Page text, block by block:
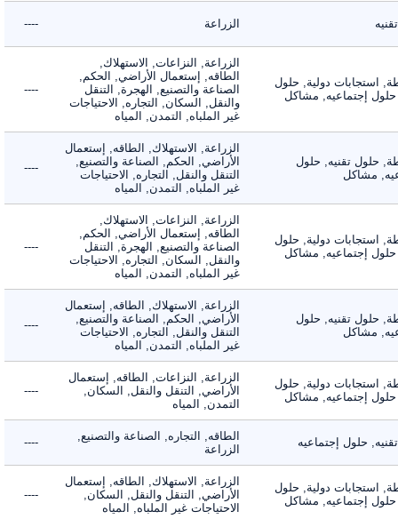
الزراعة ----
استجابات دولية, حلول
إجتماعيه, مشاكل
الزراعة, النزاعات, الاستهلاك,
الطاقه, إستعمال الأراضي, الحكم,
الصناعة والتصنيع, الهجرة, التنقل
والنقل, السكان, التجاره, الاحتياجات
غير الملباه, التمدن, المياه
----
حلول تقنيه, حلول
مشاكل
الزراعة, الاستهلاك, الطاقه, إستعمال
الأراضي, الحكم, الصناعة والتصنيع,
التنقل والنقل, التجاره, الاحتياجات
غير الملباه, التمدن, المياه
----
استجابات دولية, حلول
إجتماعيه, مشاكل
الزراعة, النزاعات, الاستهلاك,
الطاقه, إستعمال الأراضي, الحكم,
الصناعة والتصنيع, الهجرة, التنقل
والنقل, السكان, التجاره, الاحتياجات
غير الملباه, التمدن, المياه
----
حلول تقنيه, حلول
مشاكل
الزراعة, الاستهلاك, الطاقه, إستعمال
الأراضي, الحكم, الصناعة والتصنيع,
التنقل والنقل, التجاره, الاحتياجات
غير الملباه, التمدن, المياه
----
استجابات دولية, حلول
إجتماعيه, مشاكل
الزراعة, النزاعات, الطاقه, إستعمال
الأراضي, التنقل والنقل, السكان,
التمدن, المياه
----
حلول إجتماعيه
الطاقه, التجاره, الصناعة والتصنيع,
الزراعة
----
استجابات دولية, حلول
إجتماعيه, مشاكل
الزراعة, الاستهلاك, الطاقه, إستعمال
الأراضي, التنقل والنقل, السكان,
الاحتياجات غير الملباه, المياه
----